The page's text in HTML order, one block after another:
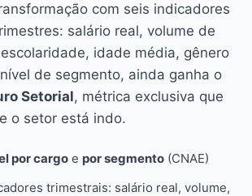
com seis indicadores
salário real, volume de
idade média, gênero
de segmento, ainda ganha o
Setorial, métrica exclusiva que
o setor está indo.
por cargo e por segmento (CNAE)
trimestrais: salário real, volume,